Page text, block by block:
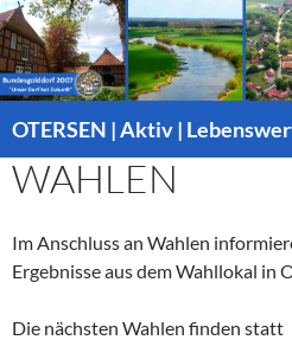
INHALT
SPRINGEN
WAHLEN
Im Anschluss an Wahlen
Ergebnisse aus dem Wahllokal in
Die nächsten Wahlen finden statt